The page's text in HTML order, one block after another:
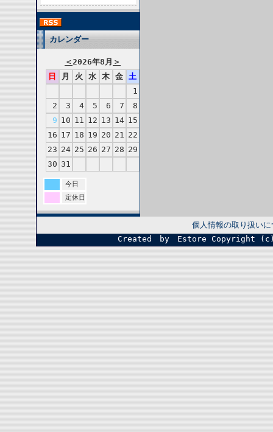
カレンダー
＜2026年8月 ＞
日
月 火 水 木 金
土
1
2
3 4 5 6 7
8
9 10 11 12 13 14 15
16 17 18 19 20 21 22
23 24 25 26 27 28 29
30 31
今日
定休日
個人情報の取り扱い
Created by Estore Copyright (c)